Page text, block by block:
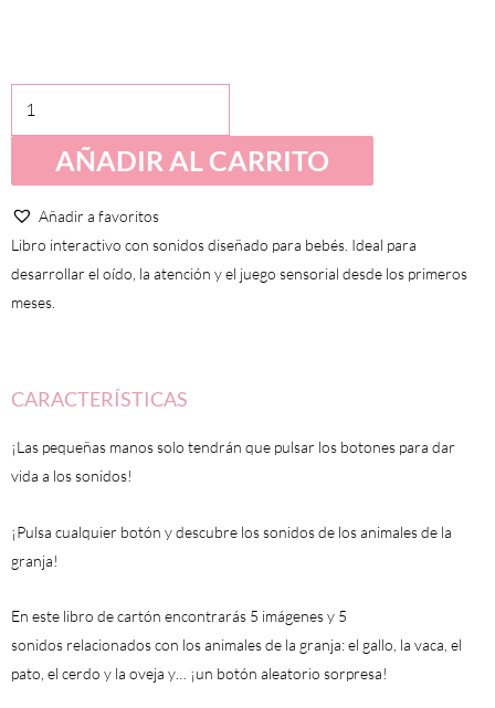
sonidos
-
La
granja
cantidad
AÑADIR AL CARRITO
Añadir a favoritos
Libro interactivo con sonidos diseñado para bebés. Ideal para
desarrollar el oído, la atención y el juego sensorial desde los primeros
meses.
CARACTERÍSTICAS
¡Las pequeñas manos solo tendrán que pulsar los botones para dar
vida a los sonidos!
¡Pulsa cualquier botón y descubre los sonidos de los animales de la
granja!
En este libro de cartón encontrarás 5 imágenes y 5
sonidos relacionados con los animales de la granja: el gallo, la vaca, el
pato, el cerdo y la oveja y… ¡un botón aleatorio sorpresa!